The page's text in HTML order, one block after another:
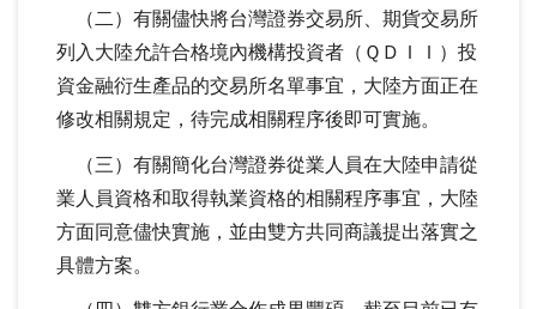
（二）有關儘快將台灣證券交易所、期貨交易所
列入大陸允許合格境內機構投資者（ＱＤＩＩ）投
資金融衍生產品的交易所名單事宜，大陸方面正在
修改相關規定，待完成相關程序後即可實施。
（三）有關簡化台灣證券從業人員在大陸申請從
業人員資格和取得執業資格的相關程序事宜，大陸
方面同意儘快實施，並由雙方共同商議提出落實之
具體方案。